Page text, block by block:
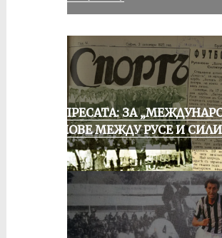
ОТ ПРЕСАТА: ЗА
МАЧОВЕ МЕЖДУ РУСЕ И